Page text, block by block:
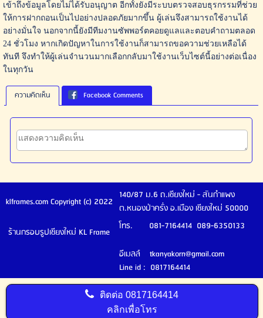
เข้าถึงข้อมูลโดยไม่ได้รับอนุญาต อีกทั้งยังมีระบบตรวจสอบธุรกรรมที่ช่วย
ให้การฝากถอนเป็นไปอย่างปลอดภัยมากขึ้น ผู้เล่นจึงสามารถใช้งานได้
อย่างมั่นใจ นอกจากนี้ยังมีทีมงานซัพพอร์ตคอยดูแลและตอบคำถามตลอด
24 ชั่วโมง หากเกิดปัญหาในการใช้งานก็สามารถขอความช่วยเหลือได้
ทันที จึงทำให้ผู้เล่นจำนวนมากเลือกกลับมาใช้งานเว็บไซต์นี้อย่างต่อเนื่อง
ในทุกวัน
ความคิดเห็น Facebook Comments
klframes.com Copyright (c) 2022
140/87 ม.6 ถ.เชียงใหม่ - สันกำแพง
ต.หนองป่าครั่ง อ.เมือง เชียงใหม่ 50000
ร้านกรอบรูปเชียงใหม่ KL Frame
โทร. 081-7164414 089-6350133
อีเมลล์ tkanyakorn@gmail.com
Line id : 0817164414
ติดต่อ0817164414
คลิกเพื่อโทร